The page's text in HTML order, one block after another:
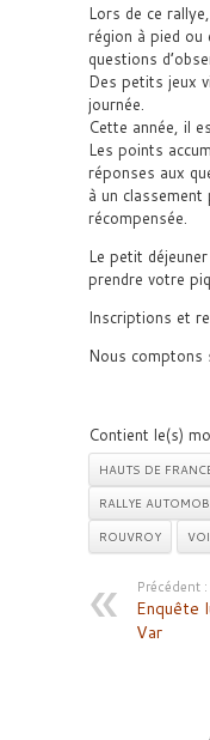
Lors de ce
région à pied
questions
Des petits jeux
journée.
Cette année, il
Les points
réponses aux
à un classement
récompensée.
Le petit
prendre votre
Inscriptions et
Nous comptons
Contient le(s)
HAUTS DE
RALLYE
ROUVROY
Précédent :
Enquête
Var